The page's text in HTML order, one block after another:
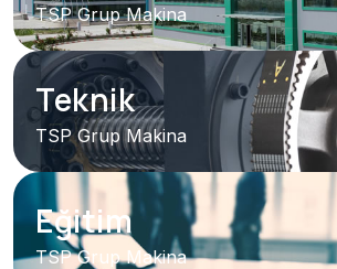
TSP Grup Makina
Teknik
TSP Grup Makina
Eğitim
TSP Grup Makina